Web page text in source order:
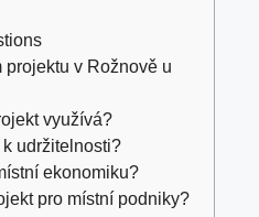
v Rožnově u
využívá?
udržitelnosti?
ekonomiku?
pro místní podniky?